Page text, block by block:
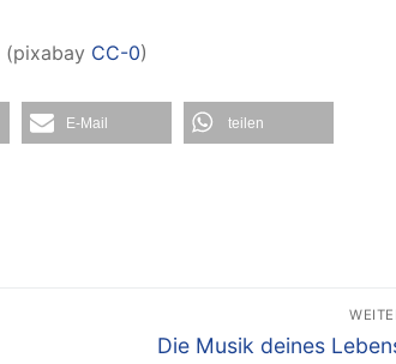
(pixabay CC-0)
E-Mail teilen
Nächster
Die Musik deines